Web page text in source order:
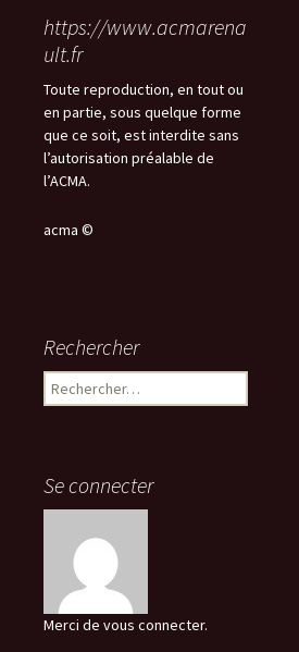
https://www.acmarena
ult.fr
Toute reproduction, en tout ou
en partie, sous quelque forme
que ce soit, est interdite sans
l’autorisation préalable de
l’ACMA.
acma ©
Rechercher
Rechercher :
Se connecter
Merci de vous connecter.